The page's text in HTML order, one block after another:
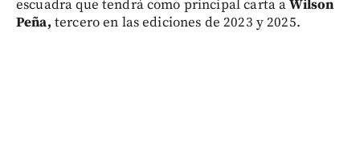
escuadra que tendrá como principal carta aWilson
Peña, tercero en las ediciones de 2023 y 2025.